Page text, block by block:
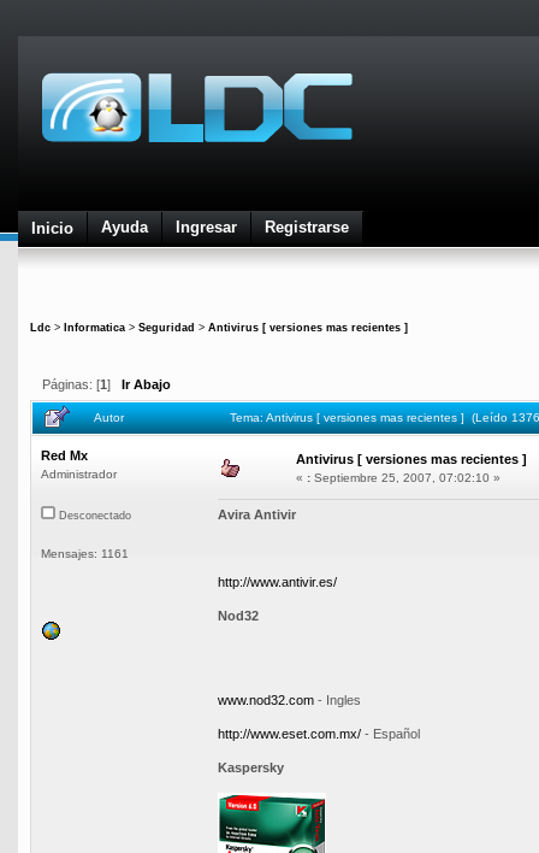
Inicio Ayuda Ingresar Registrarse
Ldc > Informatica > Seguridad > Antivirus [ versiones mas recientes ]
Páginas: [1 ] Ir Abajo
Autor Tema: Antivirus [ versiones mas recientes ] (Leído
Red Mx
Administrador
Desconectado
Mensajes: 1161
Antivirus [ versiones mas recientes ]
« : Septiembre 25, 2007, 07:02:10 »
Avira Antivir
http://www.antivir.es/
Nod32
www.nod32.com - Ingles
http://www.eset.com.mx/ - Español
Kaspersky